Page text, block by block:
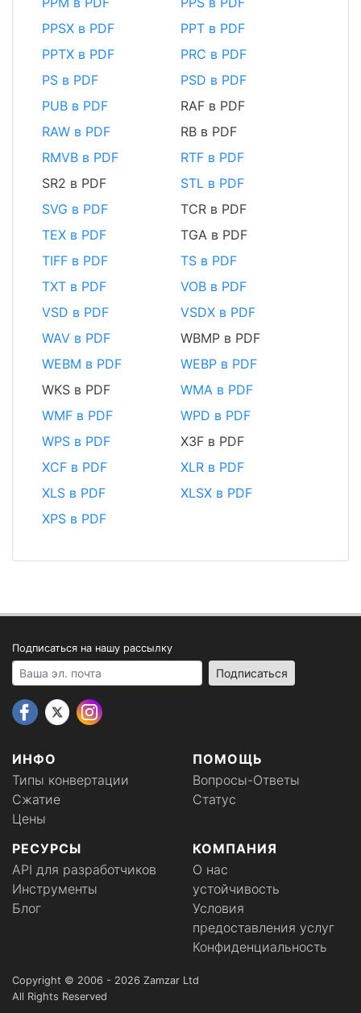
PPSX в PDF
PPT в PDF
PPTX в PDF
PRC в PDF
PS в PDF
PSD в PDF
PUB в PDF
RAF в PDF
RAW в PDF
RB в PDF
RMVB в PDF
RTF в PDF
SR2 в PDF
STL в PDF
SVG в PDF
TCR в PDF
TEX в PDF
TGA в PDF
TIFF в PDF
TS в PDF
TXT в PDF
VOB в PDF
VSD в PDF
VSDX в PDF
WAV в PDF
WBMP в PDF
WEBM в PDF
WEBP в PDF
WKS в PDF
WMA в PDF
WMF в PDF
WPD в PDF
WPS в PDF
X3F в PDF
XCF в PDF
XLR в PDF
XLS в PDF
XLSX в PDF
XPS в PDF
ИНФО
Типы конвертации
Сжатие
Цены
ПОМОЩЬ
Вопросы-Ответы
Статус
РЕСУРСЫ
API для разработчиков
Инструменты
Блог
КОМПАНИЯ
О нас
устойчивость
Условия
предоставления услуг
Конфиденциальность
Подписаться на нашу рассылку
Your email address Подписаться
Copyright © 2006 - 2026 Zamzar Ltd
All Rights Reserved